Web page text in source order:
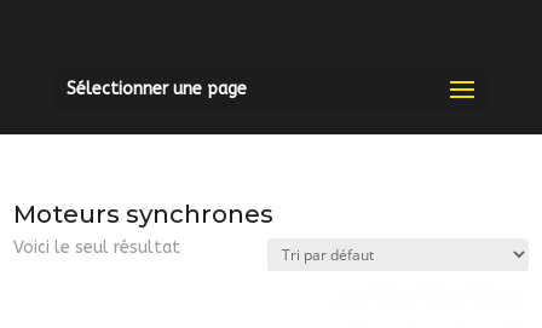
Sélectionner une page
Moteurs synchrones
Voici le seul résultat